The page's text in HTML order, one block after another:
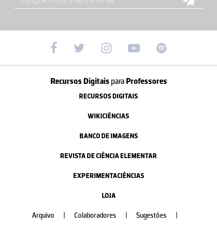
Recursos Digitais paraProfessores
RECURSOS DIGITAIS
WIKICIÊNCIAS
BANCO DE IMAGENS
REVISTA DE CIÊNCIA ELEMENTAR
EXPERIMENTACIÊNCIAS
LOJA
Arquivo Colaboradores Sugestões